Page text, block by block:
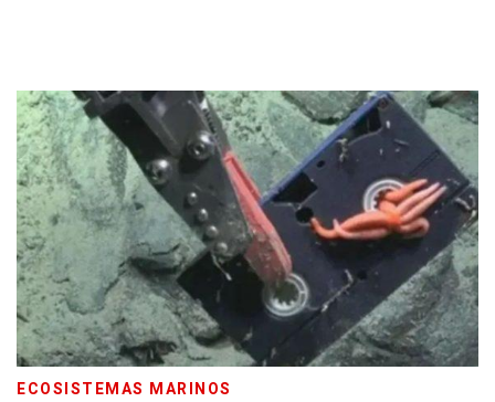
ECOSISTEMAS MARINOS